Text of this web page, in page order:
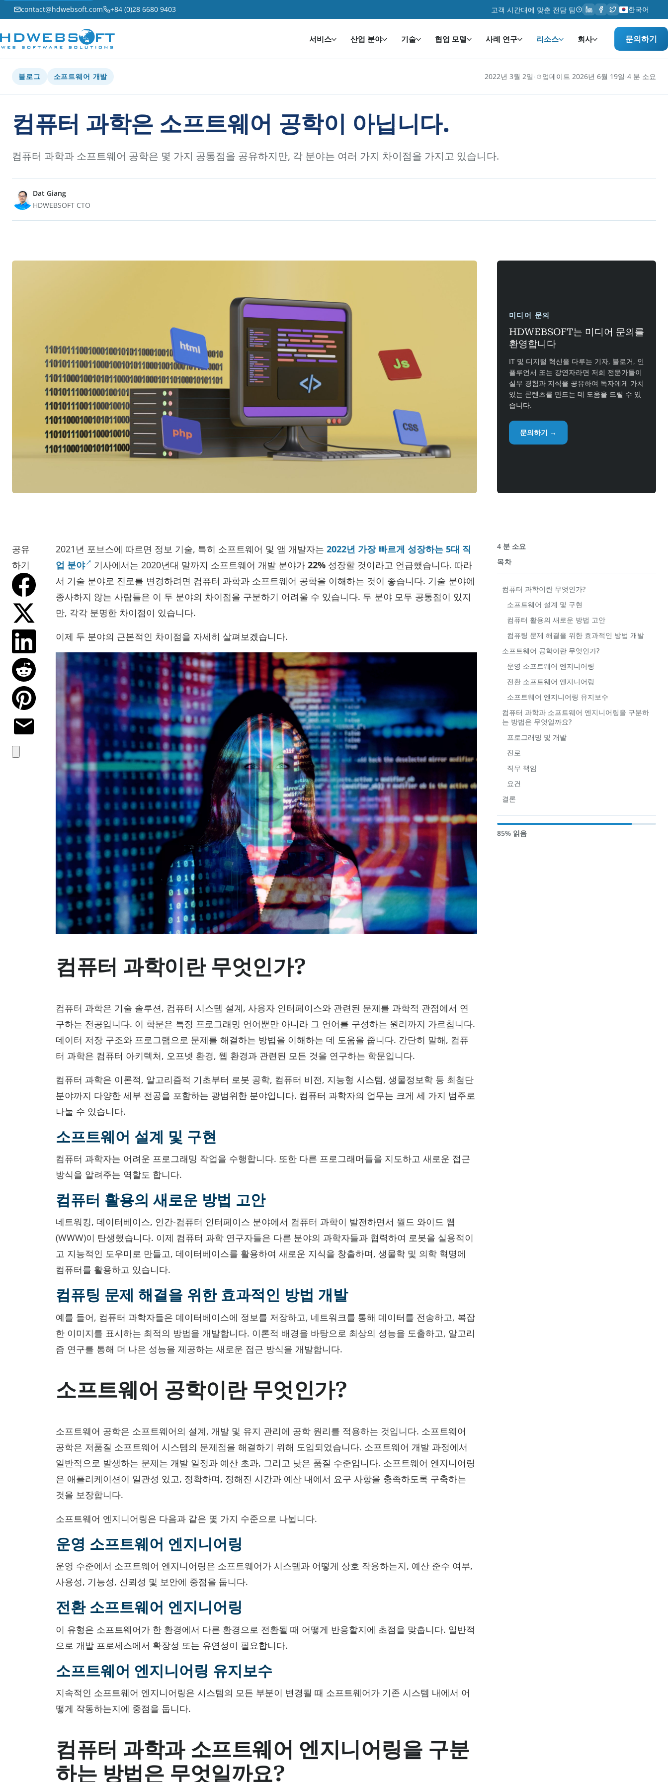
contact@hdwebsoft.com +84 (0)28 6680 9403 고객 시간대에 맞춘 전담 팀 한국어
서비스 산업 분야 기술 협업 모델 사례 연구 리소스 회사 문의하기
블로그 소프트웨어 개발 2022년 3월 2일 · 업데이트 2026년 6월 19일 ·4 분 소요
컴퓨터 과학은 소프트웨어 공학이 아닙니다.
컴퓨터 과학과 소프트웨어 공학은 몇 가지 공통점을 공유하지만, 각 분야는 여러 가지 차이점을 가지고 있습니다.
Dat Giang
HDWEBSOFT CTO
미디어 문의
HDWEBSOFT는 미디어 문의를
환영합니다
IT 및 디지털 혁신을 다루는 기자, 블로거, 인
플루언서 또는 강연자라면 저희 전문가들이
실무 경험과 지식을 공유하여 독자에게 가치
있는 콘텐츠를 만드는 데 도움을 드릴 수 있
습니다.
문의하기 →
공유
하기
2021년 포브스에 따르면 정보 기술, 특히 소프트웨어 및 앱 개발자는 2022년 가장 빠르게 성장하는 5대 직
업 분야
기사에서는 2020년대 말까지 소프트웨어 개발 분야가22% 성장할 것이라고 언급했습니다. 따라
서 기술 분야로 진로를 변경하려면 컴퓨터 과학과 소프트웨어 공학을 이해하는 것이 좋습니다. 기술 분야에
종사하지 않는 사람들은 이 두 분야의 차이점을 구분하기 어려울 수 있습니다. 두 분야 모두 공통점이 있지
만, 각각 분명한 차이점이 있습니다.
이제 두 분야의 근본적인 차이점을 자세히 살펴보겠습니다.
컴퓨터 과학이란 무엇인가?
컴퓨터 과학은 기술 솔루션, 컴퓨터 시스템 설계, 사용자 인터페이스와 관련된 문제를 과학적 관점에서 연
구하는 전공입니다. 이 학문은 특정 프로그래밍 언어뿐만 아니라 그 언어를 구성하는 원리까지 가르칩니다.
데이터 저장 구조와 프로그램으로 문제를 해결하는 방법을 이해하는 데 도움을 줍니다. 간단히 말해, 컴퓨
터 과학은 컴퓨터 아키텍처, 오프넷 환경, 웹 환경과 관련된 모든 것을 연구하는 학문입니다.
컴퓨터 과학은 이론적, 알고리즘적 기초부터 로봇 공학, 컴퓨터 비전, 지능형 시스템, 생물정보학 등 최첨단
분야까지 다양한 세부 전공을 포함하는 광범위한 분야입니다. 컴퓨터 과학자의 업무는 크게 세 가지 범주로
나눌 수 있습니다.
소프트웨어 설계 및 구현
컴퓨터 과학자는 어려운 프로그래밍 작업을 수행합니다. 또한 다른 프로그래머들을 지도하고 새로운 접근
방식을 알려주는 역할도 합니다.
컴퓨터 활용의 새로운 방법 고안
네트워킹, 데이터베이스, 인간-컴퓨터 인터페이스 분야에서 컴퓨터 과학이 발전하면서 월드 와이드 웹
(WWW)이 탄생했습니다. 이제 컴퓨터 과학 연구자들은 다른 분야의 과학자들과 협력하여 로봇을 실용적이
고 지능적인 도우미로 만들고, 데이터베이스를 활용하여 새로운 지식을 창출하며, 생물학 및 의학 혁명에
컴퓨터를 활용하고 있습니다.
컴퓨팅 문제 해결을 위한 효과적인 방법 개발
예를 들어, 컴퓨터 과학자들은 데이터베이스에 정보를 저장하고, 네트워크를 통해 데이터를 전송하고, 복잡
한 이미지를 표시하는 최적의 방법을 개발합니다. 이론적 배경을 바탕으로 최상의 성능을 도출하고, 알고리
즘 연구를 통해 더 나은 성능을 제공하는 새로운 접근 방식을 개발합니다.
소프트웨어 공학이란 무엇인가?
소프트웨어 공학은 소프트웨어의 설계, 개발 및 유지 관리에 공학 원리를 적용하는 것입니다. 소프트웨어
공학은 저품질 소프트웨어 시스템의 문제점을 해결하기 위해 도입되었습니다. 소프트웨어 개발 과정에서
일반적으로 발생하는 문제는 개발 일정과 예산 초과, 그리고 낮은 품질 수준입니다. 소프트웨어 엔지니어링
은 애플리케이션이 일관성 있고, 정확하며, 정해진 시간과 예산 내에서 요구 사항을 충족하도록 구축하는
것을 보장합니다.
소프트웨어 엔지니어링은 다음과 같은 몇 가지 수준으로 나뉩니다.
운영 소프트웨어 엔지니어링
운영 수준에서 소프트웨어 엔지니어링은 소프트웨어가 시스템과 어떻게 상호 작용하는지, 예산 준수 여부,
사용성, 기능성, 신뢰성 및 보안에 중점을 둡니다.
전환 소프트웨어 엔지니어링
이 유형은 소프트웨어가 한 환경에서 다른 환경으로 전환될 때 어떻게 반응할지에 초점을 맞춥니다. 일반적
으로 개발 프로세스에서 확장성 또는 유연성이 필요합니다.
소프트웨어 엔지니어링 유지보수
지속적인 소프트웨어 엔지니어링은 시스템의 모든 부분이 변경될 때 소프트웨어가 기존 시스템 내에서 어
떻게 작동하는지에 중점을 둡니다.
컴퓨터 과학과 소프트웨어 엔지니어링을 구분
하는 방법은 무엇일까요?
4 분 소요
목차
컴퓨터 과학이란 무엇인가?
소프트웨어 설계 및 구현
컴퓨터 활용의 새로운 방법 고안
컴퓨팅 문제 해결을 위한 효과적인 방법 개발
소프트웨어 공학이란 무엇인가?
운영 소프트웨어 엔지니어링
전환 소프트웨어 엔지니어링
소프트웨어 엔지니어링 유지보수
컴퓨터 과학과 소프트웨어 엔지니어링을 구분하
는 방법은 무엇일까요?
프로그래밍 및 개발
진로
직무 책임
요건
결론
85% 읽음